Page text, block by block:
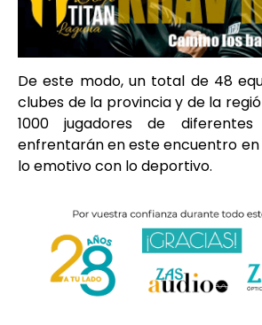
De este modo, un total de 48
clubes de la provincia y de la
1000 jugadores de
enfrentarán en este encuentro en
lo emotivo con lo deportivo.